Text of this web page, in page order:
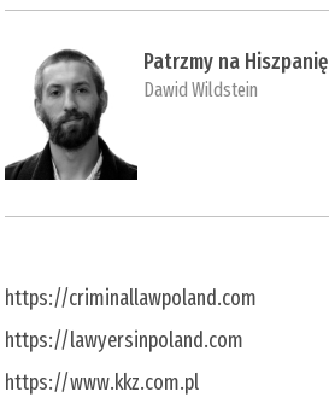
Patrzmy na Hiszpanię
Dawid Wildstein
https://criminallawpoland.com
https://lawyersinpoland.com
https://www.kkz.com.pl